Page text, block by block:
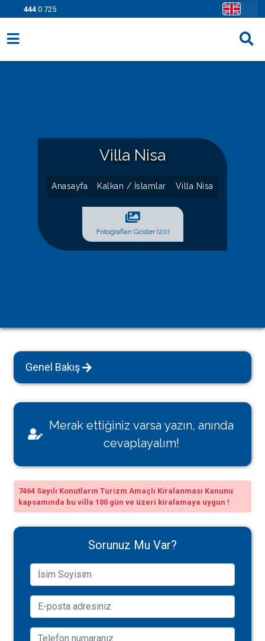
444 0 725
Villa Nisa
Anasayfa Kalkan / İslamlar Villa Nisa
Fotoğrafları Göster (20)
Genel Bakış
Merak ettiğiniz varsa yazın, anında
cevaplayalım!
7464 Sayılı Konutların Turizm Amaçlı Kiralanması Kanunu
kapsamında bu villa 100 gün ve üzeri kiralamaya uygun !
Sorunuz Mu Var?